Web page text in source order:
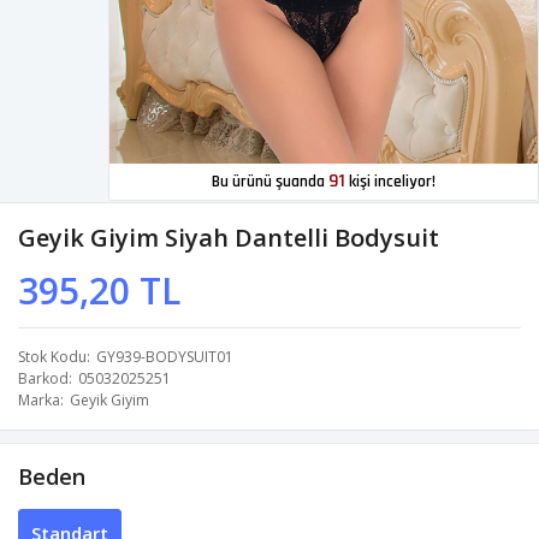
Bu ürünü şuanda 91 kişi inceliyor!
Geyik Giyim Siyah Dantelli Bodysuit
395,20 TL
Stok Kodu GY939-BODYSUIT01
Barkod 05032025251
Marka Geyik Giyim
Beden
Standart